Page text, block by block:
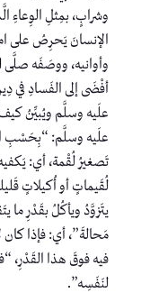
وشرابٍ، بمِثلِ الوِعاءِ
الإنسانَ يَحرِصُ على
وأوانيه، ووصَفَه صلَّى
أفْضَى إلى الفَسادِ في
علَيه وسلَّم ويُبيِّنُ كيف
علَيه وسلَّم: “بِحَسْبِ
تَصغيرُ لُقْمة، أي:
لُقَيماتٍ أو أُكيلاتٍ
يتَزوَّدُ ويأكُلُ بقَدْرِ ما
مَحالةَ”، أي: فإذا كان
فيه فوقَ هذا القَدْرِ،
لنَفَسِه”.